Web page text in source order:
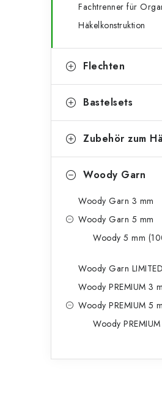
s
e
Fachtrenner für
Häkelkonstruktion
Flechten
Bastelsets
Zubehör zum
Woody Garn
Woody Garn 3 mm
Woody Garn 5 mm
Woody 5 mm
Woody Garn LIMITED
Woody PREMIUM 3
Woody PREMIUM 5
Woody